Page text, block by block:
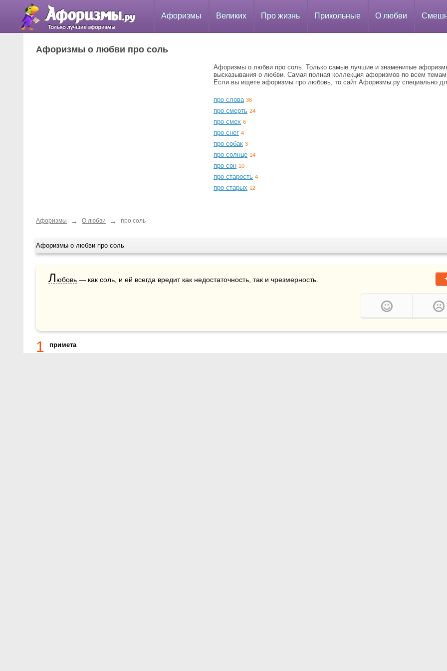
Афоризмы Великих Про жизнь Прикольные О любви
Афоризмы о любви про соль
Афоризмы о любви про соль. Только самые лучшие и знаменитые
высказывания о любви. Самая полная коллекция афоризмов по всем
Если вы ищете афоризмы про любовь, то сайт Афоризмы.ру специально
про слова 36
про смерть 24
про смех 6
про снег 4
про собак 3
про солнце 14
про сон 10
про старость 4
про старых 12
Афоризмы → О любви → про соль
Афоризмы о любви про соль
Любовь — как соль, и ей всегда вредит как недостаточность, так и чрезмерность.
1 примета